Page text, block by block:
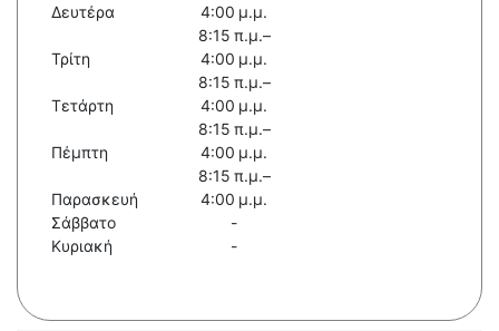
Δευτέρα
4:00 μ.μ.
Τρίτη
8:15 π.μ.–
4:00 μ.μ.
Τετάρτη
8:15 π.μ.–
4:00 μ.μ.
Πέμπτη
8:15 π.μ.–
4:00 μ.μ.
Παρασκευή
8:15 π.μ.–
4:00 μ.μ.
Σάββατο
-
Κυριακή
-